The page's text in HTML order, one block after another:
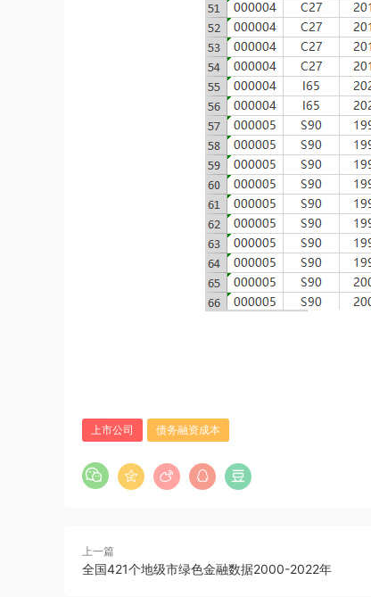
上市公司 债务融资成本
上一篇
全国421个地级市绿色金融数据2000-2022年